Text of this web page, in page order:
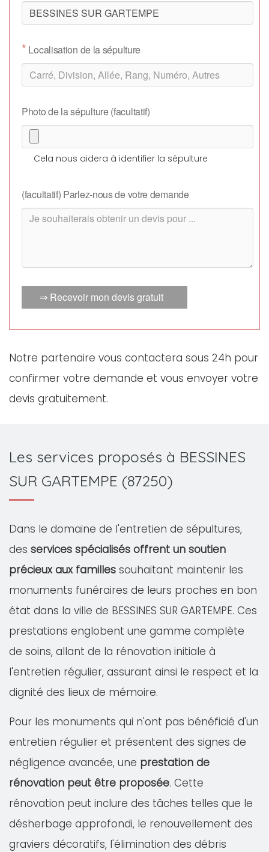
* Localisation de la sépulture
Photo de la sépulture (facultatif)
Cela nous aidera à identifier la sépulture
(facultatif) Parlez-nous de votre demande
⇒ Recevoir mon devis gratuit
Notre partenaire vous contactera sous 24h pour
confirmer votre demande et vous envoyer votre
devis gratuitement.
Les services proposés à BESSINES
SUR GARTEMPE (87250)
Dans le domaine de l'entretien de sépultures,
des services spécialisés offrent un soutien
précieux aux familles souhaitant maintenir les
monuments funéraires de leurs proches en bon
état dans la ville de BESSINES SUR GARTEMPE. Ces
prestations englobent une gamme complète
de soins, allant de la rénovation initiale à
l'entretien régulier, assurant ainsi le respect et la
dignité des lieux de mémoire.
Pour les monuments qui n'ont pas bénéficié d'un
entretien régulier et présentent des signes de
négligence avancée, une prestation de
rénovation peut être proposée. Cette
rénovation peut inclure des tâches telles que le
désherbage approfondi, le renouvellement des
graviers décoratifs, l'élimination des débris